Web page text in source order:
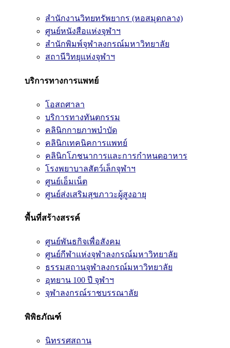
สำนักงานวิทยทรัพยากร (หอสมุดกลาง)
ศูนย์หนังสือแห่งจุฬาฯ
สำนักพิมพ์จุฬาลงกรณ์มหาวิทยาลัย
สถานีวิทยุแห่งจุฬาฯ
บริการทางการแพทย์
โอสถศาลา
บริการทางทันตกรรม
คลินิกกายภาพบำบัด
คลินิกเทคนิคการแพทย์
คลินิกโภชนาการและการกำหนดอาหาร
โรงพยาบาลสัตว์เล็กจุฬาฯ
ศูนย์เอ็มเน็ต
ศูนย์ส่งเสริมสุขภาวะผู้สูงอายุ
พื้นที่สร้างสรรค์
ศูนย์พันธกิจเพื่อสังคม
ศูนย์กีฬาแห่งจุฬาลงกรณ์มหาวิทยาลัย
ธรรมสถานจุฬาลงกรณ์มหาวิทยาลัย
อุทยาน 100 ปี จุฬาฯ
จุฬาลงกรณ์ราชบรรณาลัย
พิพิธภัณฑ์
นิทรรศสถาน